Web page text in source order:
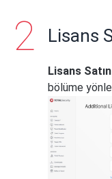
Lisans
Lisans
bölüme